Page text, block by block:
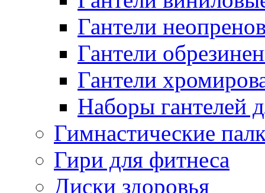
Гантели
Гантели
Гантели
Наборы гантелей
Гимнастические
Гири для фитнеса
Диски здоровья